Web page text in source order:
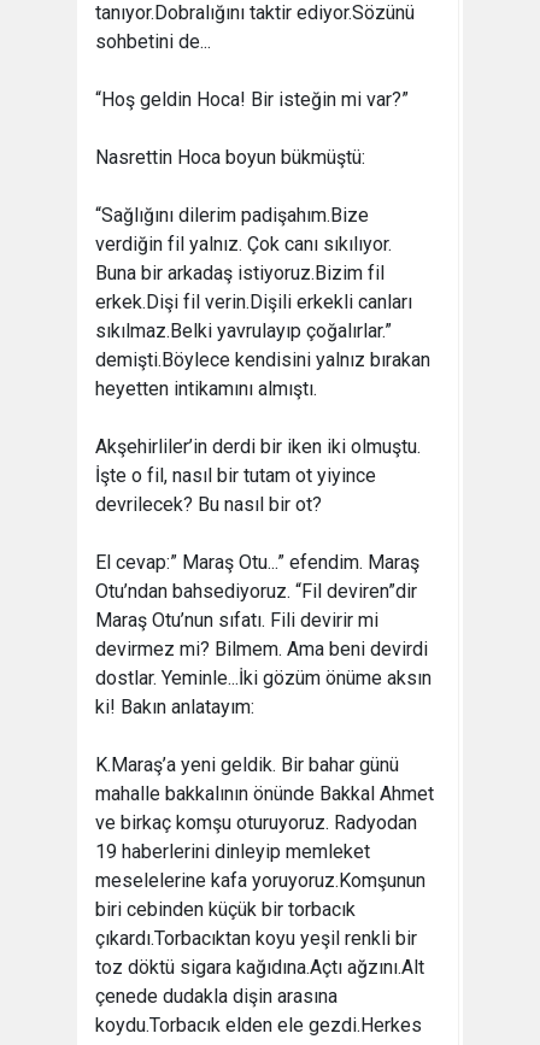
tanıyor.Dobralığını taktir ediyor.Sözünü
sohbetini de...
“Hoş geldin Hoca! Bir isteğin mi var?”
Nasrettin Hoca boyun bükmüştü:
“Sağlığını dilerim padişahım.Bize
verdiğin fil yalnız. Çok canı sıkılıyor.
Buna bir arkadaş istiyoruz.Bizim fil
erkek.Dişi fil verin.Dişili erkekli canları
sıkılmaz.Belki yavrulayıp çoğalırlar.”
demişti.Böylece kendisini yalnız bırakan
heyetten intikamını almıştı.
Akşehirliler’in derdi bir iken iki olmuştu.
İşte o fil, nasıl bir tutam ot yiyince
devrilecek? Bu nasıl bir ot?
El cevap:” Maraş Otu...” efendim. Maraş
Otu’ndan bahsediyoruz. “Fil deviren”dir
Maraş Otu’nun sıfatı. Fili devirir mi
devirmez mi? Bilmem. Ama beni devirdi
dostlar. Yeminle...İki gözüm önüme aksın
ki! Bakın anlatayım:
K.Maraş’a yeni geldik. Bir bahar günü
mahalle bakkalının önünde Bakkal Ahmet
ve birkaç komşu oturuyoruz. Radyodan
19 haberlerini dinleyip memleket
meselelerine kafa yoruyoruz.Komşunun
biri cebinden küçük bir torbacık
çıkardı.Torbacıktan koyu yeşil renkli bir
toz döktü sigara kağıdına.Açtı ağzını.Alt
çenede dudakla dişin arasına
koydu.Torbacık elden ele gezdi.Herkes